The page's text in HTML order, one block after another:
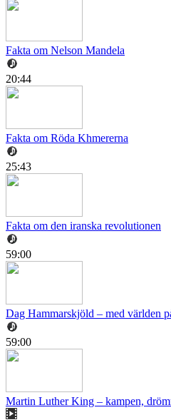
Fakta om Nelson Mandela
20:44
Fakta om Röda Khmererna
25:43
Fakta om den iranska revolutionen
59:00
Dag Hammarskjöld – med världen
59:00
Martin Luther King – kampen,